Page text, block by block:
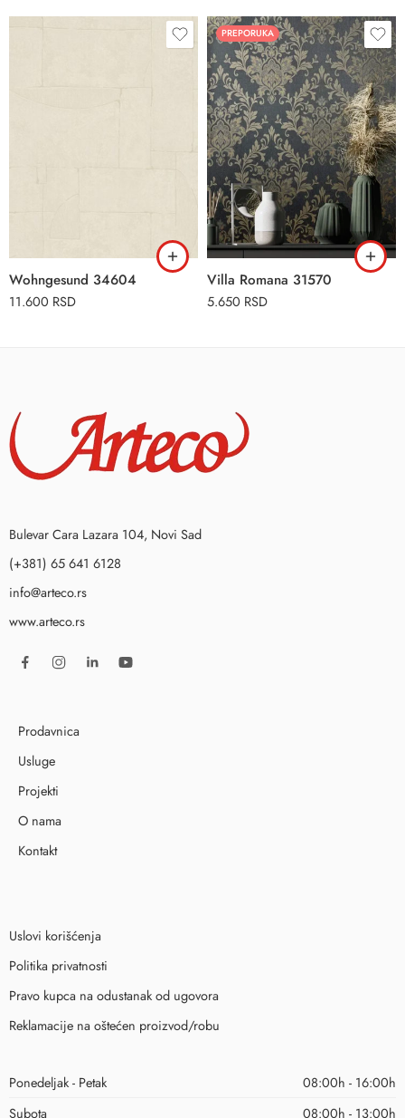
Wohngesund 34604
11.600 RSD
PREPORUKA
Villa Romana 31570
5.650 RSD
Bulevar Cara Lazara 104, Novi Sad
(+381) 65 641 6128
info@arteco.rs
www.arteco.rs
Prodavnica
Usluge
Projekti
O nama
Kontakt
Uslovi korišćenja
Politika privatnosti
Pravo kupca na odustanak od ugovora
Reklamacije na oštećen proizvod/robu
Ponedeljak - Petak
08:00h - 16:00h
Subota
08:00h - 13:00h